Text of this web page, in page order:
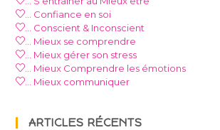
… Confiance en soi
… Conscient & Inconscient
… Mieux se comprendre
… Mieux gérer son stress
… Mieux Comprendre les émotions
… Mieux communiquer
ARTICLES RÉCENTS